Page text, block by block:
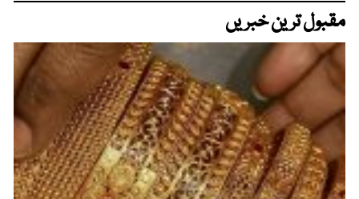
مقبول ترین خبریں